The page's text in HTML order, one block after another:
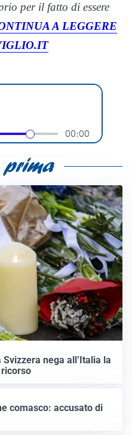
per il fatto di essere
A LEGGERE
nega all’Italia la
comasco: accusato di